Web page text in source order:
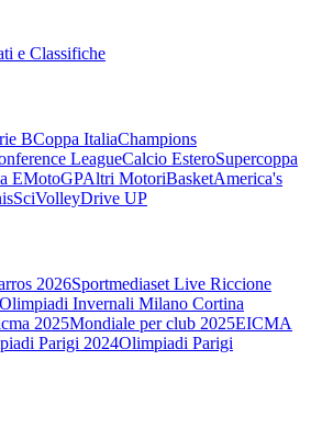
e Classifiche
BCoppa ItaliaChampions
LeagueCalcio EsteroSupercoppa
EMotoGPAltri MotoriBasketAmerica's
SciVolleyDrive UP
2026Sportmediaset Live Riccione
Olimpiadi Invernali Milano Cortina
2025Mondiale per club 2025EICMA
Parigi 2024Olimpiadi Parigi